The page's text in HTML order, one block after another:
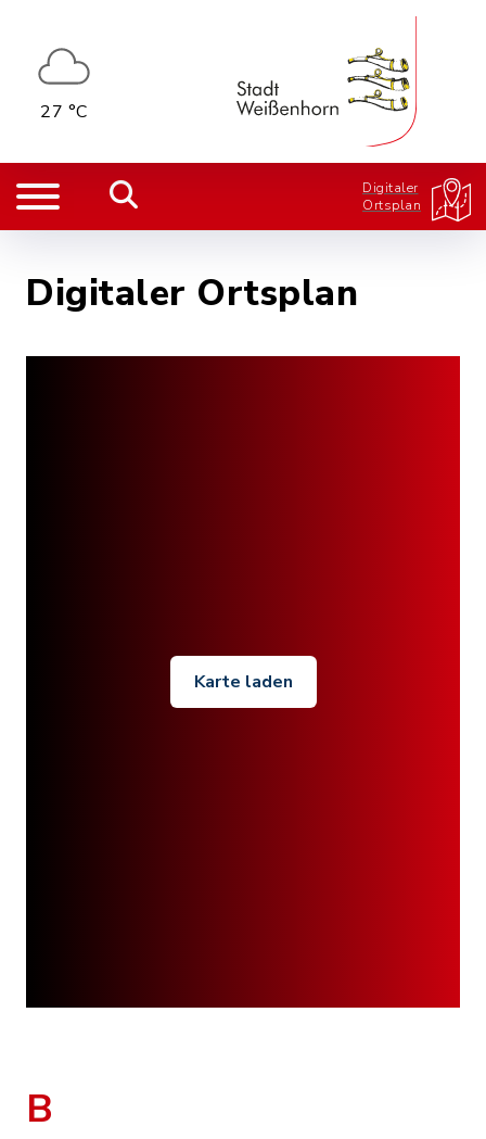
27 °C
Digitaler
Ortsplan
Digitaler Ortsplan
Karte laden
B